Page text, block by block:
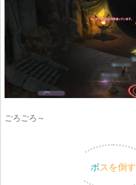
ごろごろ～
ボスを倒す